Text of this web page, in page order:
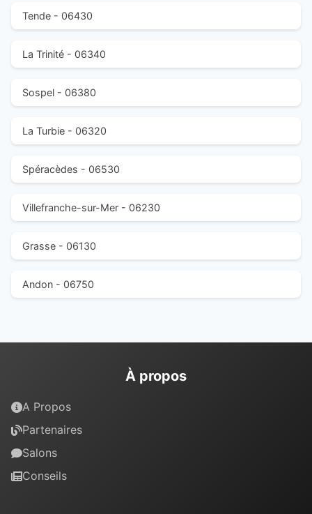
Tende - 06430
La Trinité - 06340
Sospel - 06380
La Turbie - 06320
Spéracèdes - 06530
Villefranche-sur-Mer - 06230
Grasse - 06130
Andon - 06750
À propos
A Propos
Partenaires
Salons
Conseils